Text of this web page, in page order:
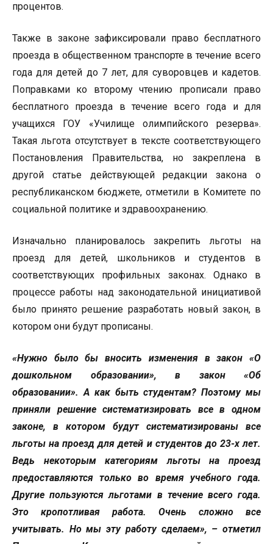
процентов.
Также в законе зафиксировали право бесплатного
проезда в общественном транспорте в течение всего
года для детей до 7 лет, для суворовцев и кадетов.
Поправками ко второму чтению прописали право
бесплатного проезда в течение всего года и для
учащихся ГОУ «Училище олимпийского резерва».
Такая льгота отсутствует в тексте соответствующего
Постановления Правительства, но закреплена в
другой статье действующей редакции закона о
республиканском бюджете, отметили в Комитете по
социальной политике и здравоохранению.
Изначально планировалось закрепить льготы на
проезд для детей, школьников и студентов в
соответствующих профильных законах. Однако в
процессе работы над законодательной инициативой
было принято решение разработать новый закон, в
котором они будут прописаны.
«Нужно было бы вносить изменения в закон «О
дошкольном образовании», в закон «Об
образовании». А как быть студентам? Поэтому мы
приняли решение систематизировать все в одном
законе, в котором будут систематизированы все
льготы на проезд для детей и студентов до 23-х лет.
Ведь некоторым категориям льготы на проезд
предоставляются только во время учебного года.
Другие пользуются льготами в течение всего года.
Это кропотливая работа. Очень сложно все
учитывать. Но мы эту работу сделаем», – отметил